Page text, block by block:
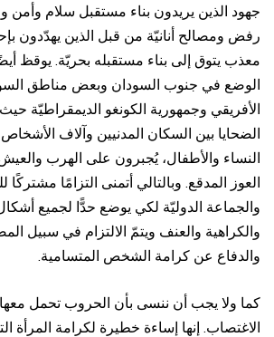
جهود الذين يريدون بناء مستقبل سلام وأمن
رفض ومصالح أنانيّة من قبل الذين يهدّدون
معذب يتوق إلى بناء مستقبله بحريّة. يوقظ
الوضع في جنوب السودان وبعض مناطق
الأفريقي وجمهورية الكونغو الديمقراطيّة
الضحايا بين السكان المدنيين وآلاف
النساء والأطفال، يُجبرون على الهرب
العوز المدقع. وبالتالي أتمنى التزامًا مشتركًا
والجماعة الدوليّة لكي يوضع حدًّا لجميع
والكراهية والعنف ويتمّ الالتزام في سبيل
والدفاع عن كرامة الشخص المتسامية.
كما ولا يجب أن ننسى بأن الحروب تحمل
الاغتصاب. إنها إساءة خطيرة لكرامة المرأة